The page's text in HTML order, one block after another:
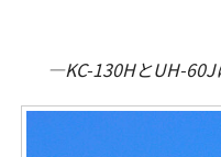
―KC-130HとUH-